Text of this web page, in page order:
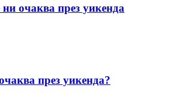
очаква през уикенда
през уикенда?